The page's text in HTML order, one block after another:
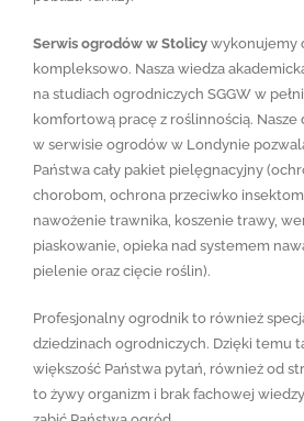
Serwis ogrodów w Stolicywykonujemy
kompleksowo. Nasza wiedza
na studiach ogrodniczych SGGW w
komfortową pracę z roślinnością.
w serwisie ogrodów w Londynie
Państwa cały pakiet pielęgnacyjny
chorobom, ochrona przeciwko
nawożenie trawnika, koszenie trawy,
piaskowanie, opieka nad systemem
pielenie oraz cięcie roślin).
Profesjonalny ogrodnik to również
dziedzinach ogrodniczych. Dzięki temu
większość Państwa pytań, również od
to żywy organizm i brak fachowej